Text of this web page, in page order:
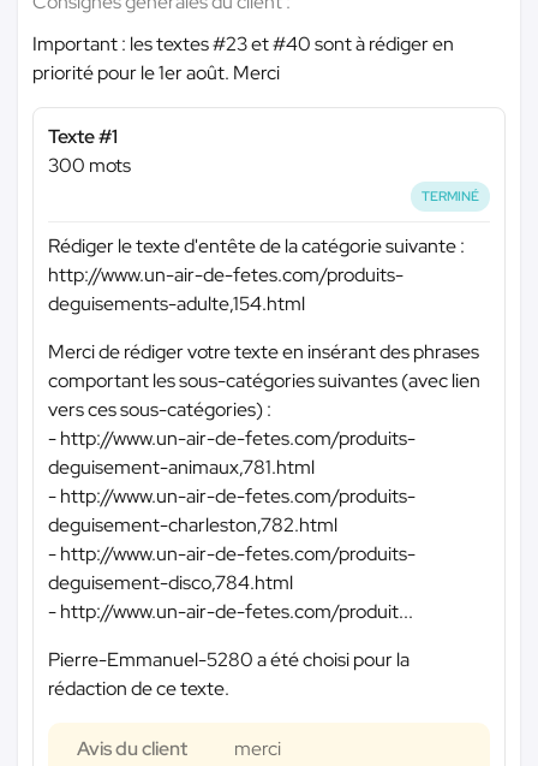
Important : les textes #23 et #40 sont à rédiger en
priorité pour le 1er août. Merci
Texte #1
300 mots
TERMINÉ
Rédiger le texte d'entête de la catégorie suivante :
http://www.un-air-de-fetes.com/produits-
deguisements-adulte,154.html
Merci de rédiger votre texte en insérant des phrases
comportant les sous-catégories suivantes (avec lien
vers ces sous-catégories) :
- http://www.un-air-de-fetes.com/produits-
deguisement-animaux,781.html
- http://www.un-air-de-fetes.com/produits-
deguisement-charleston,782.html
- http://www.un-air-de-fetes.com/produits-
deguisement-disco,784.html
- http://www.un-air-de-fetes.com/produit...
Pierre-Emmanuel-5280 a été choisi pour la
rédaction de ce texte.
Avis du client merci